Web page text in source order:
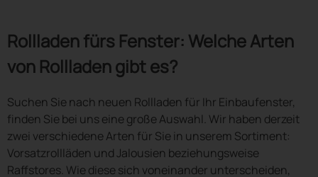
Rollladen fürs Fenster: Welche Arten
von Rollladen gibt es?
Suchen Sie nach neuen Rollladen für Ihr Einbaufenster,
finden Sie bei uns eine große Auswahl. Wir haben derzeit
zwei verschiedene Arten für Sie in unserem Sortiment:
Vorsatzrollläden und Jalousien beziehungsweise
Raffstores. Wie diese sich voneinander unterscheiden,